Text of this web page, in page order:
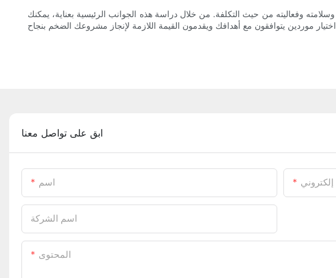
وفعاليته من حيث التكلفة. من خلال دراسة هذه الجوانب الرئيسية بعناية، يمكنك
ابق على تواصل معنا
اسم إلكتروني
اسم الشركة
المحتوى